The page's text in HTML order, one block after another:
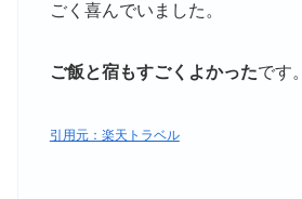
ごく喜んでいました。
ご飯と宿もすごくよかったです。
引用元：楽天トラベル